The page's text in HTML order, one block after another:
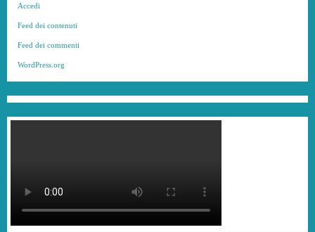
Accedi
Feed dei contenuti
Feed dei commenti
WordPress.org